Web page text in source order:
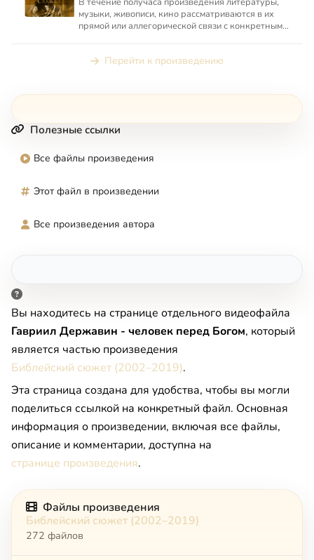
музыки, живописи, кино рассматриваются в их
прямой или аллегорической связи с конкретным
Перейти к произведению
Полезные ссылки
Все файлы произведения
Этот файл в произведении
Все произведения автора
Вы находитесь на странице отдельного видеофайла
Гавриил Державин - человек перед Богом, который
является частью произведения
Библейский сюжет (2002–2019).
Эта страница создана для удобства, чтобы вы могли
поделиться ссылкой на конкретный файл. Основная
информация о произведении, включая все файлы,
описание и комментарии, доступна на
странице произведения.
Файлы произведения
Библейский сюжет (2002–2019)
272 файлов